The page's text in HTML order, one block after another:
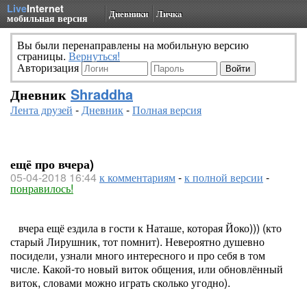
LiveInternet
мобильная версия Дневники Личка
Вы были перенаправлены на мобильную версию
страницы. Вернуться!
Авторизация
Дневник Shraddha
Лента друзей -Дневник-Полная версия
ещё про вчера)
05-04-2018 16:44к комментариям-к полной версии -
понравилось!
вчера ещё ездила в гости к Наташе, которая Йоко))) (кто
старый Лирушник, тот помнит). Невероятно душевно
посидели, узнали много интересного и про себя в том
числе. Какой-то новый виток общения, или обновлённый
виток, словами можно играть сколько угодно).